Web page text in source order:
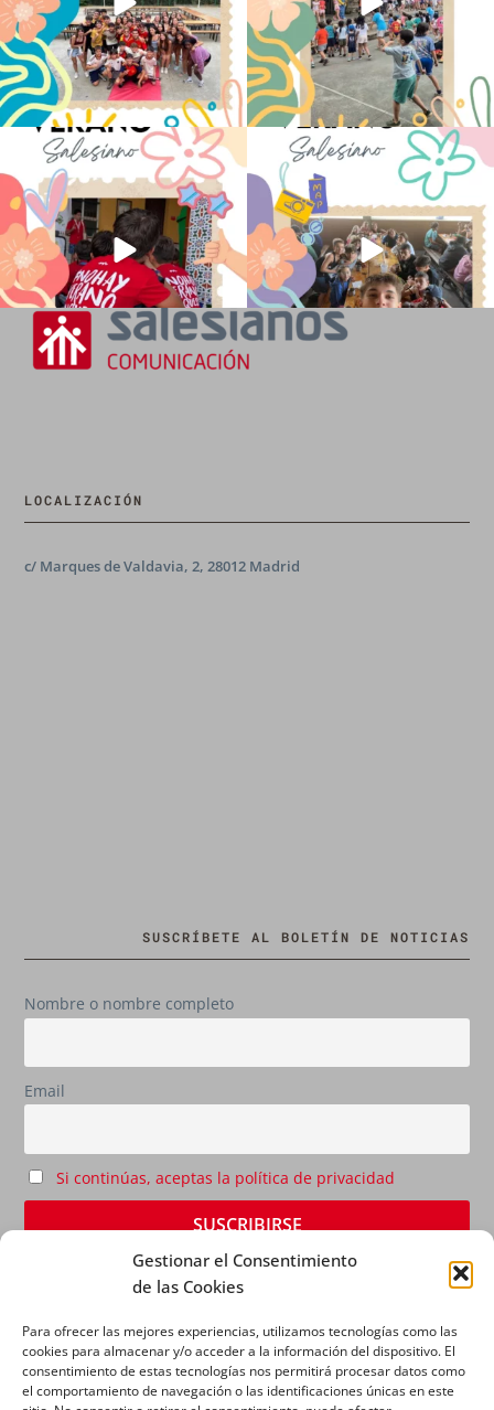
Gestionar el Consentimiento
de las Cookies
Para ofrecer las mejores experiencias, utilizamos tecnologías como las
cookies para almacenar y/o acceder a la información del dispositivo. El
consentimiento de estas tecnologías nos permitirá procesar datos como
el comportamiento de navegación o las identificaciones únicas en este
No hay verano sin que sea Salesiano ❤️
💫 en Luz 4
...
0
viviendo la alegría en el campamento
...
LOCALIZACIÓN
c/ Marques de Valdavia, 2, 28012 Madrid
SUSCRÍBETE AL BOLETÍN DE NOTICIAS
Nombre o nombre completo
Email
Si continúas, aceptas la política de privacidad